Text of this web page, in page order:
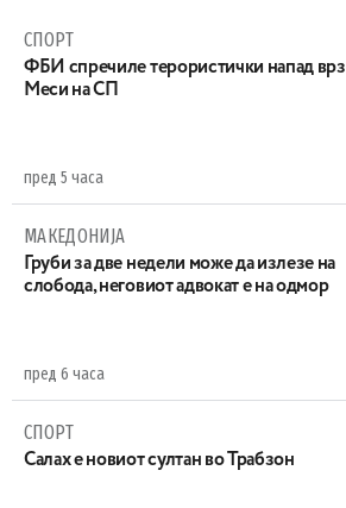
СПОРТ
ФБИ спречиле терористички напад врз
Меси на СП
пред 5 часа
МАКЕДОНИЈА
Груби за две недели може да излезе на
слобода, неговиот адвокат е на одмор
пред 6 часа
СПОРТ
Салах е новиот султан во Трабзон